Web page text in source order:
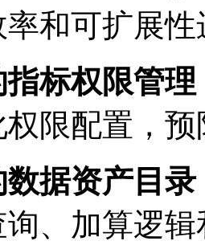
和可扩展
标权限管理
限配置，
据资产目录
、加算